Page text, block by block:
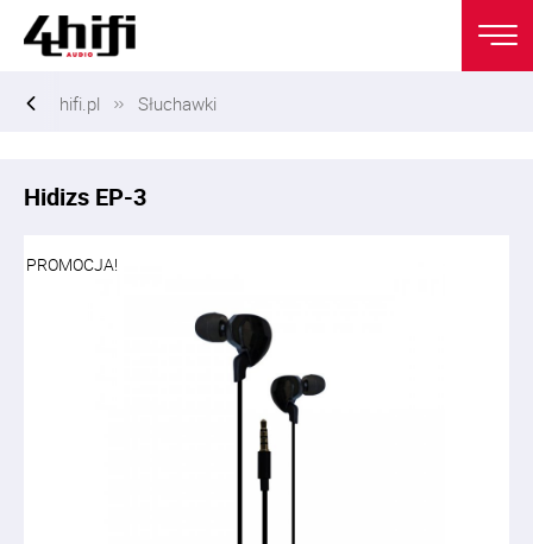
hifi.pl Słuchawki
Hidizs EP-3
PROMOCJA!